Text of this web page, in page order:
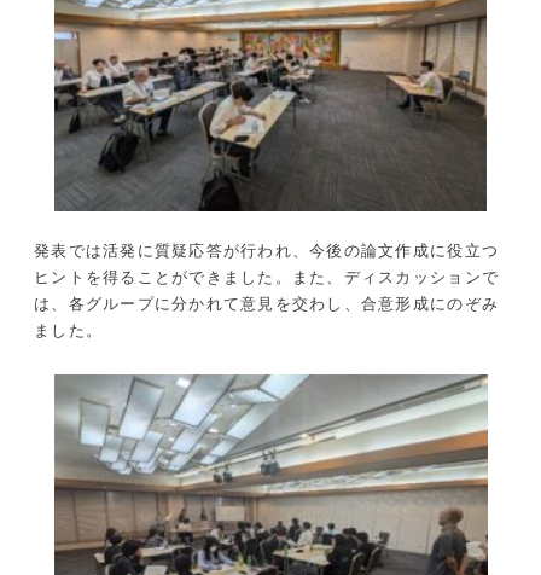
発表では活発に質疑応答が行われ、今後の論文作成に役立つ
ヒントを得ることができました。また、ディスカッションで
は、各グループに分かれて意見を交わし、合意形成にのぞみ
ました。